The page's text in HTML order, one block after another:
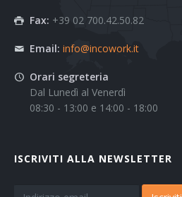
Fax: +39 02 700.42.50.82
Email: info@incowork.it
Orari segreteria
Dal Lunedì al Venerdì
08:30 - 13:00 e 14:00 - 18:00
ISCRIVITI ALLA NEWSLETTER